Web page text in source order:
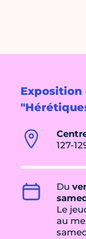
127-
Du
Le
au